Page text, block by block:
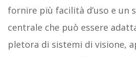
fornire più facilità d’uso e un
centrale che può essere
pletora di sistemi di visione,